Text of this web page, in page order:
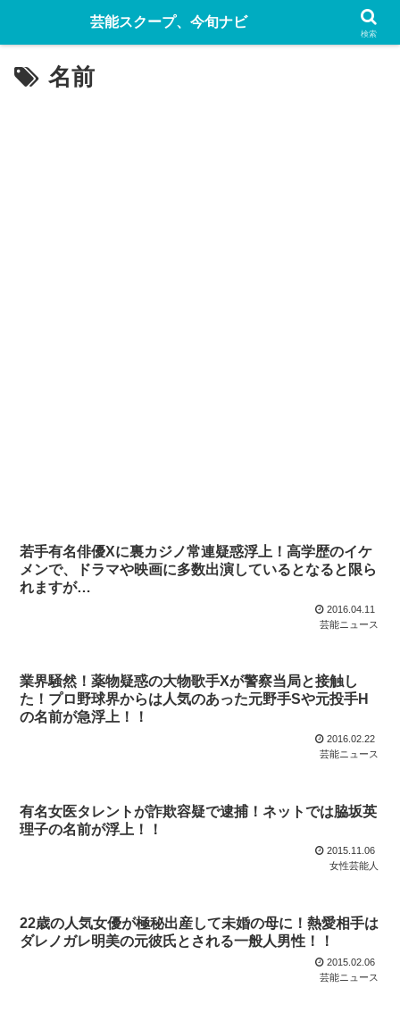
名前
若手有名俳優Xに裏カジノ常連疑惑浮上！高学歴のイケ
メンで、ドラマや映画に多数出演しているとなると限ら
れますが…
2016.04.11
芸能ニュース
業界騒然！薬物疑惑の大物歌手Xが警察当局と接触し
た！プロ野球界からは人気のあった元野手Sや元投手H
の名前が急浮上！！
2016.02.22
芸能ニュース
有名女医タレントが詐欺容疑で逮捕！ネットでは脇坂英
理子の名前が浮上！！
2015.11.06
女性芸能人
22歳の人気女優が極秘出産して未婚の母に！熱愛相手は
ダレノガレ明美の元彼氏とされる一般人男性！！
2015.02.06
芸能ニュース
芸能スクープ、今旬ナビ
検索